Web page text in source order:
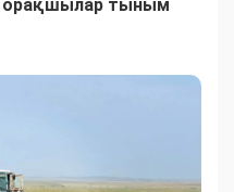
орақшылар тыным